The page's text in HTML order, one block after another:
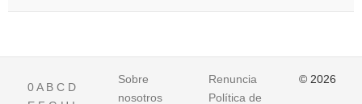
0A B C D
Sobre
nosotros
Renuncia
Política de
© 2026